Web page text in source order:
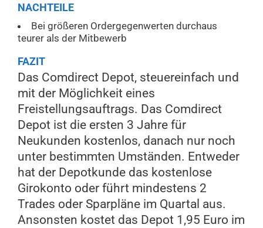
NACHTEILE
Bei größeren Ordergegenwerten durchaus
teurer als der Mitbewerb
FAZIT
Das Comdirect Depot, steuereinfach und
mit der Möglichkeit eines
Freistellungsauftrags. Das Comdirect
Depot ist die ersten 3 Jahre für
Neukunden kostenlos, danach nur noch
unter bestimmten Umständen. Entweder
hat der Depotkunde das kostenlose
Girokonto oder führt mindestens 2
Trades oder Sparpläne im Quartal aus.
Ansonsten kostet das Depot 1,95 Euro im